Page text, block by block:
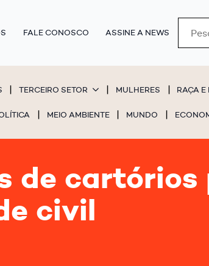
FALE CONOSCO ASSINE A NEWS
TERCEIRO SETOR MULHERES RAÇA E
MEIO AMBIENTE MUNDO
de cartórios
civil